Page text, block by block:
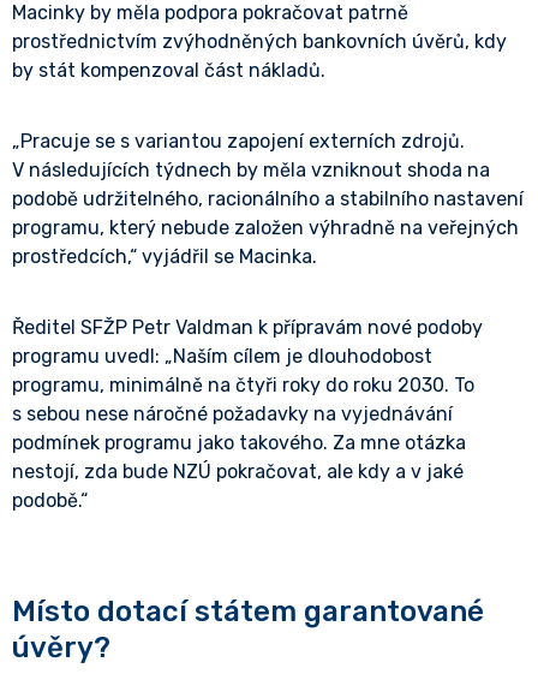
Macinky by měla podpora pokračovat patrně
prostřednictvím zvýhodněných bankovních úvěrů, kdy
by stát kompenzoval část nákladů.
„Pracuje se s variantou zapojení externích zdrojů.
V následujících týdnech by měla vzniknout shoda na
podobě udržitelného, racionálního a stabilního nastavení
programu, který nebude založen výhradně na veřejných
prostředcích,“ vyjádřil se Macinka.
Ředitel SFŽP Petr Valdman k přípravám nové podoby
programu uvedl: „Naším cílem je dlouhodobost
programu, minimálně na čtyři roky do roku 2030. To
s sebou nese náročné požadavky na vyjednávání
podmínek programu jako takového. Za mne otázka
nestojí, zda bude NZÚ pokračovat, ale kdy a v jaké
podobě.“
Místo dotací státem garantované
úvěry?